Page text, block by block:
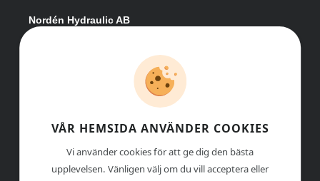
Nordén Hydraulic AB
info@nordenhydraulic.se
Org-nr: 556531-8424
VÅR HEMSIDA ANVÄNDER COOKIES
Vi använder cookies för att ge dig den bästa
upplevelsen. Vänligen välj om du vill acceptera eller